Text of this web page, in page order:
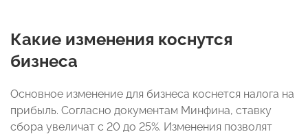
Какие изменения коснутся
бизнеса
Основное изменение для бизнеса коснется налога на
прибыль. Согласно документам Минфина, ставку
сбора увеличат с 20 до 25%. Изменения позволят